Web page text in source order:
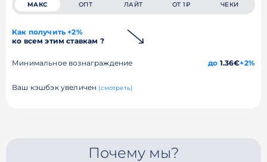
МАКС ОПТ ЛАЙТ ОТ 1₽ ЧЕКИ
Как получить +2%
ко всем этим ставкам ?
Минимальное вознаграждение до 1.36€+2%
Ваш кэшбэк увеличен (смотреть)
Почему мы?